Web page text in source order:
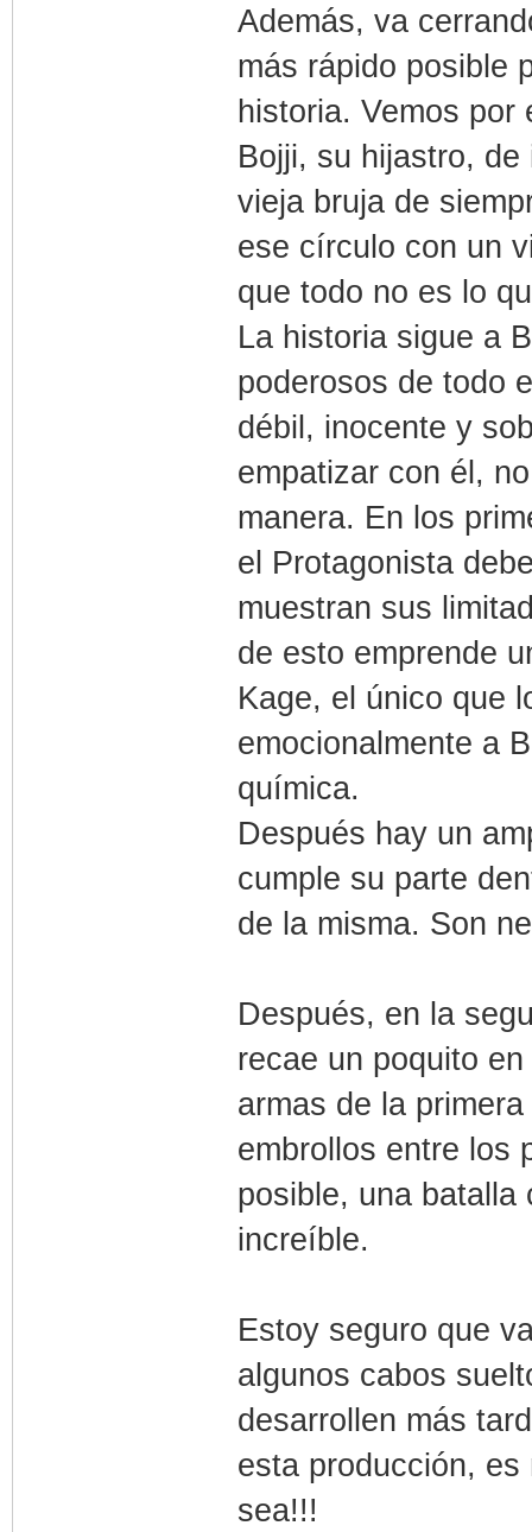
Además, va
más rápido posible
historia. Vemos por
Bojji, su hijastro,
vieja bruja de
ese círculo con un
que todo no es lo
La historia sigue a
poderosos de todo
débil, inocente y
empatizar con él,
manera. En los
el Protagonista
muestran sus
de esto emprende
Kage, el único que
emocionalmente a
química.
Después hay un
cumple su parte
de la misma. Son
Después, en la
recae un poquito
armas de la
embrollos entre los
posible, una batalla
increíble.
Estoy seguro que
algunos cabos
desarrollen más
esta producción,
sea!!!